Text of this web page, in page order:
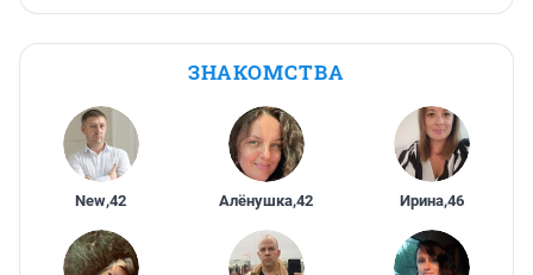
ЗНАКОМСТВА
New,42 Алёнушка,42 Ирина,46